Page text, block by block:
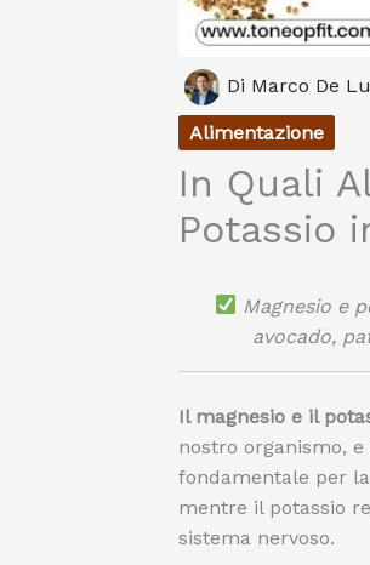
Di Marco De
Alimentazione
In Quali
Potassio
Magnesio e
avocado,
Il magnesio e il
nostro organismo,
fondamentale per
mentre il potassio
sistema nervoso.